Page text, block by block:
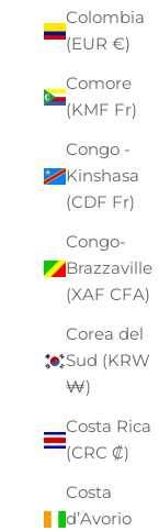
Colombia
(EUR €)
Comore
(KMF Fr)
Congo -
Kinshasa
(CDF Fr)
Congo-
Brazzaville
(XAF CFA)
Corea del
Sud (KRW
₩)
Costa Rica
(CRC ₡)
Costa
d’Avorio